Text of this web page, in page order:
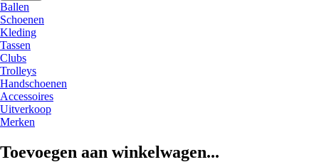
Ballen
Schoenen
Kleding
Tassen
Clubs
Trolleys
Handschoenen
Accessoires
Uitverkoop
Merken
Toevoegen aan winkelwagen...